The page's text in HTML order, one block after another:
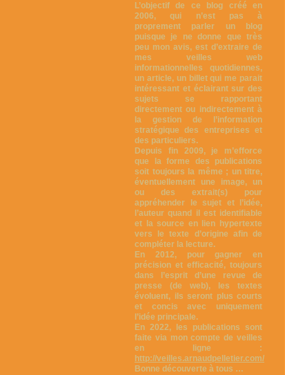
L’objectif de ce blog créé en
2006, qui n’est pas à
proprement parler un blog
puisque je ne donne que très
peu mon avis, est d’extraire de
mes veilles web
informationnelles quotidiennes,
un article, un billet qui me parait
intéressant et éclairant sur des
sujets se rapportant
directement ou indirectement à
la gestion de l’information
stratégique des entreprises et
des particuliers.
Depuis fin 2009, je m’efforce
que la forme des publications
soit toujours la même ; un titre,
éventuellement une image, un
ou des extrait(s) pour
appréhender le sujet et l’idée,
l’auteur quand il est identifiable
et la source en lien hypertexte
vers le texte d’origine afin de
compléter la lecture.
En 2012, pour gagner en
précision et efficacité, toujours
dans l’esprit d’une revue de
presse (de web), les textes
évoluent, ils seront plus courts
et concis avec uniquement
l’idée principale.
En 2022, les publications sont
faite via mon compte de veilles
en ligne :
http://veilles.arnaudpelletier.com/
Bonne découverte à tous …